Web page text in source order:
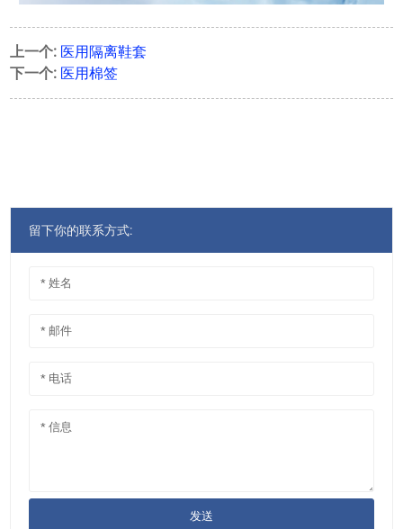
上一个: 医用隔离鞋套
下一个: 医用棉签
留下你的联系方式:
发送